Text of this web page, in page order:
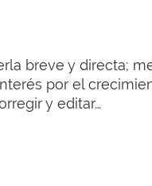
breve y directa;
por el
y editar…